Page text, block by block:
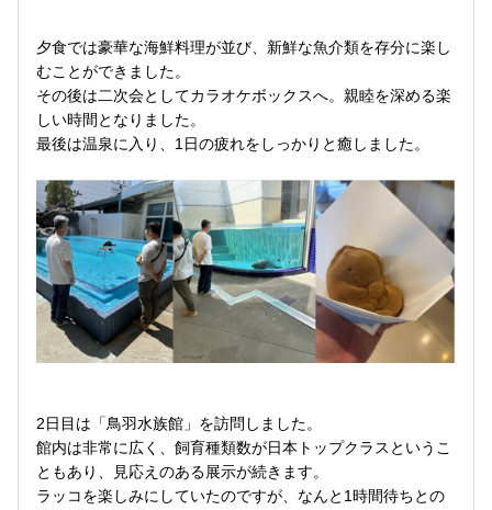
夕食では豪華な海鮮料理が並び、新鮮な魚介類を存分に楽し
むことができました。
その後は二次会としてカラオケボックスへ。親睦を深める楽
しい時間となりました。
最後は温泉に入り、1日の疲れをしっかりと癒しました。
2日目は「鳥羽水族館」を訪問しました。
館内は非常に広く、飼育種類数が日本トップクラスというこ
ともあり、見応えのある展示が続きます。
ラッコを楽しみにしていたのですが、なんと1時間待ちとの